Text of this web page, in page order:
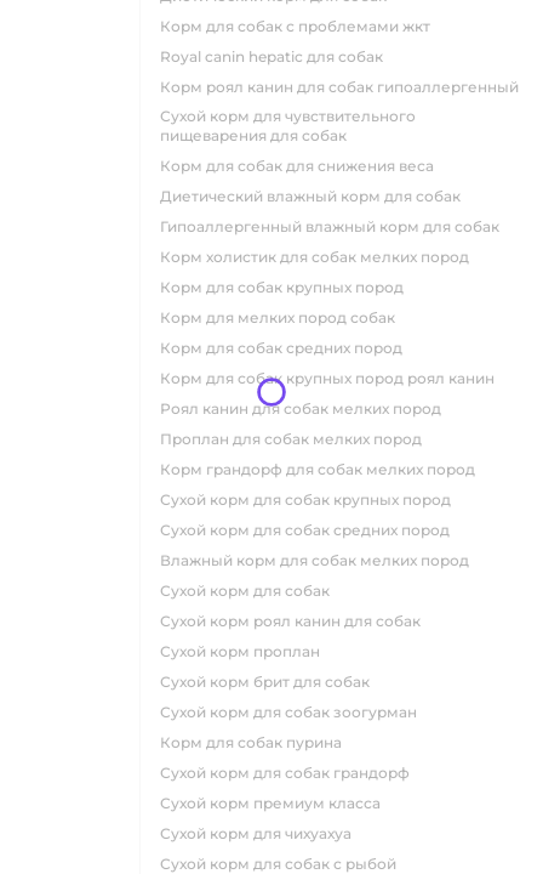
корм для собак с проблемами жкт
royal canin hepatic для собак
корм роял канин для собак гипоаллергенный
сухой корм для чувствительного
пищеварения для собак
корм для собак для снижения веса
диетический влажный корм для собак
гипоаллергенный влажный корм для собак
корм холистик для собак мелких пород
корм для собак крупных пород
корм для мелких пород собак
корм для собак средних пород
корм для собак крупных пород роял канин
роял канин для собак мелких пород
проплан для собак мелких пород
корм грандорф для собак мелких пород
сухой корм для собак крупных пород
сухой корм для собак средних пород
влажный корм для собак мелких пород
сухой корм для собак
сухой корм роял канин для собак
сухой корм проплан
сухой корм брит для собак
сухой корм для собак зоогурман
корм для собак пурина
сухой корм для собак грандорф
сухой корм премиум класса
сухой корм для чихуахуа
сухой корм для собак с рыбой